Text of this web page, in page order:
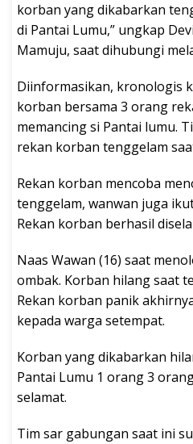
korban yang dikabarkan
di Pantai Lumu,” ungkap
Mamuju, saat dihubungi
Diinformasikan, kronologis
korban bersama 3 orang
memancing si Pantai lumu.
rekan korban tenggelam
Rekan korban mencoba
tenggelam, wanwan juga
Rekan korban berhasil
Naas Wawan (16) saat
ombak. Korban hilang saat
Rekan korban panik
kepada warga setempat.
Korban yang dikabarkan
Pantai Lumu 1 orang 3
selamat.
Tim sar gabungan saat ini